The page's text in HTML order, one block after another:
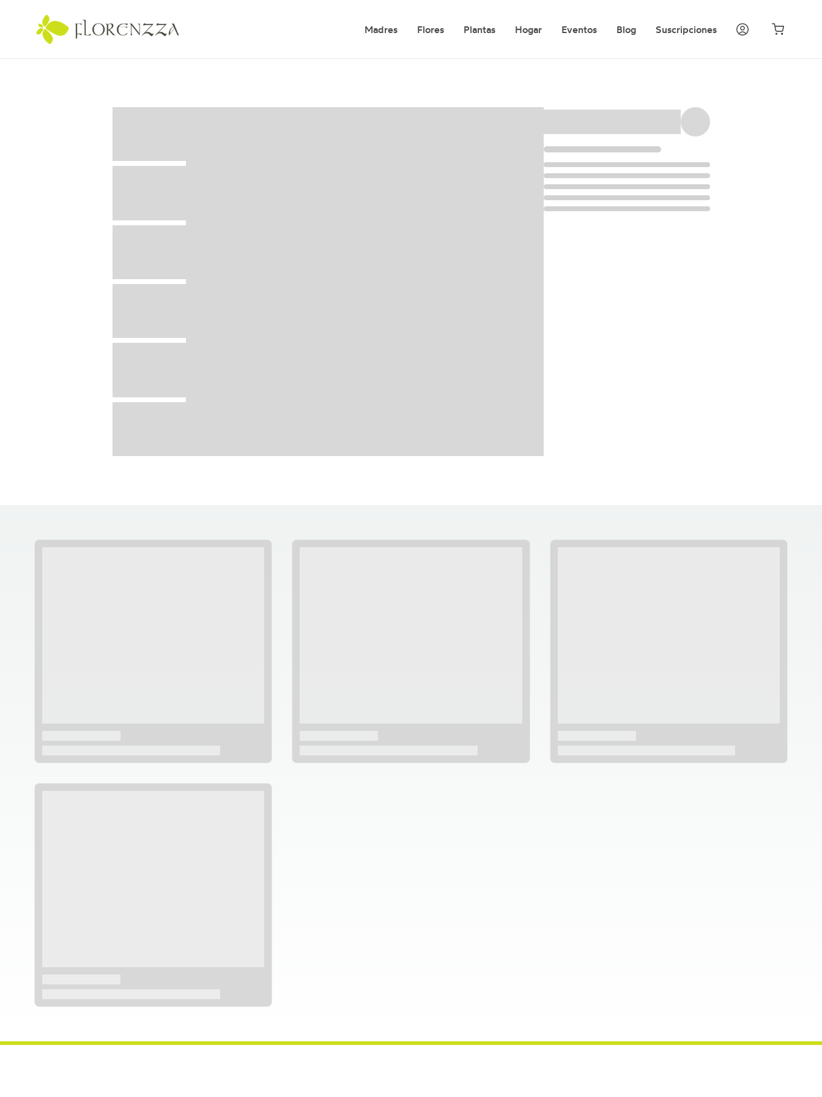
Madres Flores Plantas Hogar Eventos Blog Suscripciones